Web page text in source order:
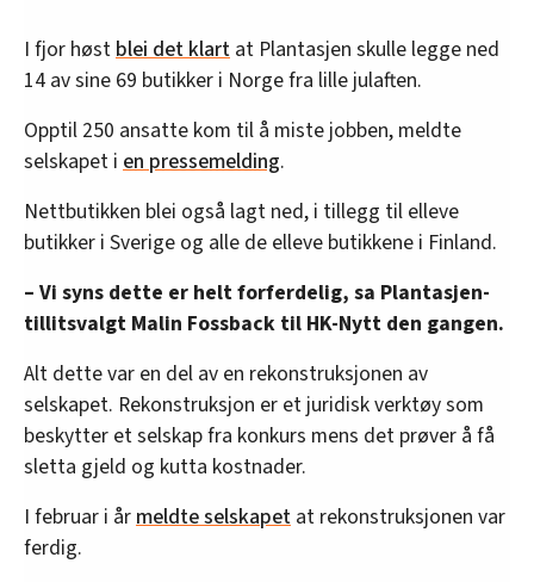
I fjor høstblei det klart at Plantasjen skulle legge ned
14 av sine 69 butikker i Norge fra lille julaften.
Opptil 250 ansatte kom til å miste jobben, meldte
selskapet i en pressemelding.
Nettbutikken blei også lagt ned, i tillegg til elleve
butikker i Sverige og alle de elleve butikkene i Finland.
– Vi syns dette er helt forferdelig, sa Plantasjen-
tillitsvalgt Malin Fossback til HK-Nytt den gangen.
Alt dette var en del av en rekonstruksjonen av
selskapet. Rekonstruksjon er et juridisk verktøy som
beskytter et selskap fra konkurs mens det prøver å få
sletta gjeld og kutta kostnader.
I februar i årmeldte selskapet at rekonstruksjonen var
ferdig.